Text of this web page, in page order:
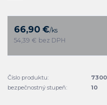
66,90 €/ks
54,39 € bez DPH
Číslo produktu:
bezpečnostný stupeň:
10